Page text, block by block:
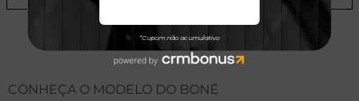
CONHEÇA O MODELO DO BONÉ